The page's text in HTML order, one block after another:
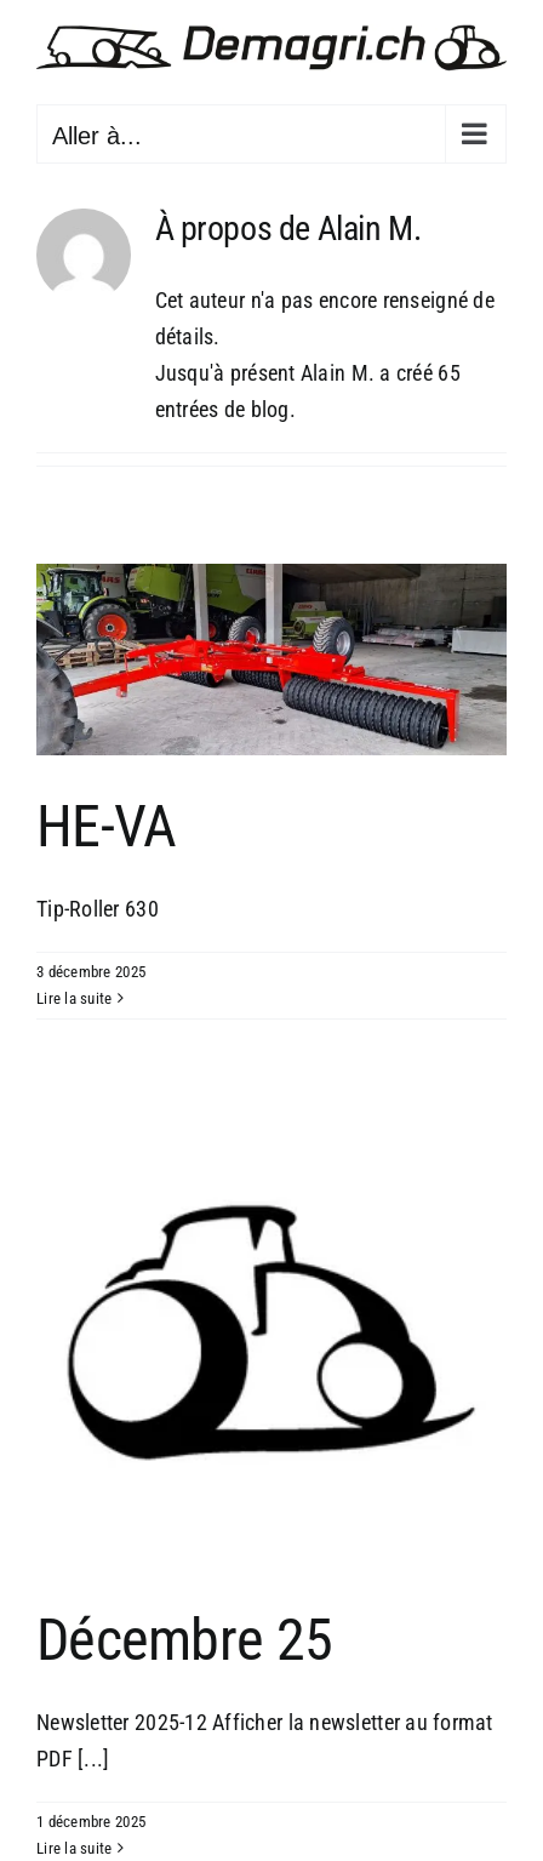
Aller à...
À propos de Alain M.
Cet auteur n'a pas encore renseigné de
détails.
Jusqu'à présent Alain M. a créé 65
entrées de blog.
HE-VA
Tip-Roller 630
3 décembre 2025
Lire la suite
Décembre 25
Newsletter 2025-12 Afficher la newsletter au format
PDF [...]
1 décembre 2025
Lire la suite